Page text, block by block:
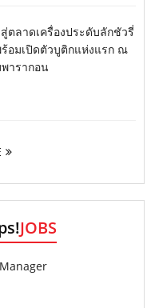
ตลาดเครื่องประดับลักชัวรี่
อมเปิดตัวบูติกแห่งแรก ณ
ารากอน
JOBS